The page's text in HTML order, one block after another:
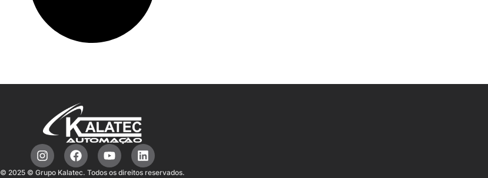
© 2025 © Grupo Kalatec. Todos os direitos reservados.